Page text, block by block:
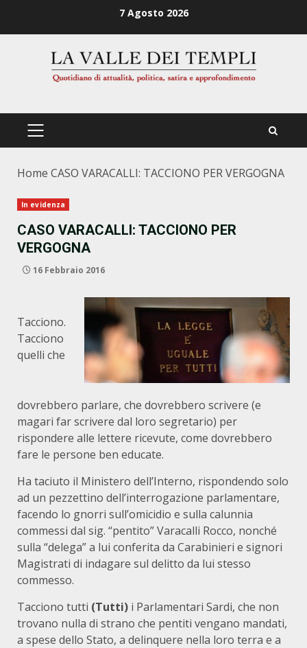
7 Agosto 2026
PRIMÄRES
Home CASO VARACALLI: TACCIONO PER VERGOGNA
In evidenza
CASO VARACALLI: TACCIONO PER
VERGOGNA
16 Febbraio 2016
Tacciono.
Tacciono
quelli che
dovrebbero parlare, che dovrebbero scrivere (e
magari far scrivere dal loro segretario) per
rispondere alle lettere ricevute, come dovrebbero
fare le persone ben educate.
Ha taciuto il Ministero dell’Interno, rispondendo solo
ad un pezzettino dell’interrogazione parlamentare,
facendo lo gnorri sull’omicidio e sulla calunnia
commessi dal sig. “pentito” Varacalli Rocco, nonché
sulla “delega” a lui conferita da Carabinieri e signori
Magistrati di indagare sul delitto da lui stesso
commesso.
Tacciono tutti (Tutti) i Parlamentari Sardi, che non
trovano nulla di strano che pentiti vengano mandati,
a spese dello Stato, a delinquere nella loro terra e a